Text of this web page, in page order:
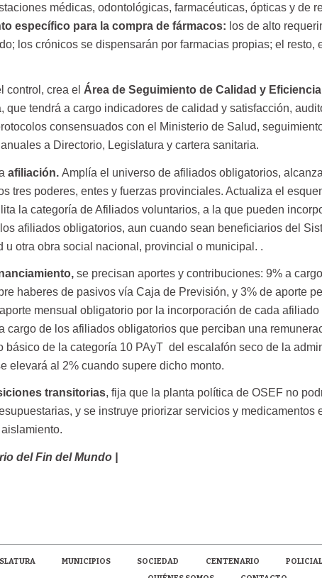
médicas, odontológicas, farmacéuticas, ópticas y de
específico para la compra de fármacos: los de alto
los crónicos se dispensarán por farmacias propias; el resto,
control, crea el Área de Seguimiento de Calidad y Eficiencia
que tendrá a cargo indicadores de calidad y satisfacción,
consensuados con el Ministerio de Salud,
a Directorio, Legislatura y cartera sanitaria.
afiliación.Amplía el universo de afiliados obligatorios,
tres poderes, entes y fuerzas provinciales. Actualiza el
la categoría de Afiliados voluntarios, a la que pueden
afiliados obligatorios, aun cuando sean beneficiarios del
u otra obra social nacional, provincial o municipal. .
,se precisan aportes y contribuciones: 9% a
haberes de pasivos vía Caja de Previsión, y 3% de aporte
mensual obligatorio por la incorporación de cada
cargo de los afiliados obligatorios que perciban una
básico de la categoría 10 PAyT del escalafón seco de la
elevará al 2% cuando supere dicho monto.
transitorias, fija que la planta política de OSEF no
y se instruye priorizar servicios y medicamentos
del Fin del Mundo |
MUNICIPIOS SOCIEDAD CENTENARIO